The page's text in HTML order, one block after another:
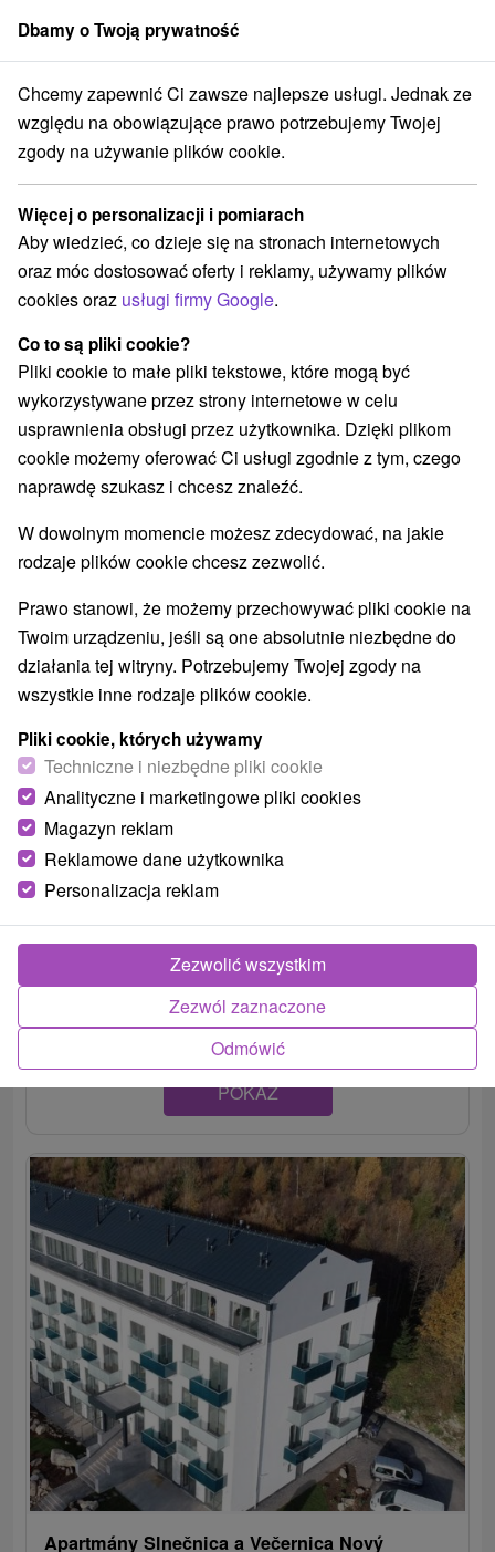
członek grupySorger
Východné Slovensko Prešovský kraj Nový Smokovec
Apartmány Nový Smokovec
Kategorie
Wszystkie kategorie
Hotele na Slovacji(5)
Apartmány(7) Penzióny(5) Priváty
Wybierz lokalizację lub datę
WSZYSTKO TOP - BESTSELLERY NAJTAŃSZE
Apartmán Marec 1 a 2 Vysoké Tatry
Nový Smokovec
Dvojica apartmánov v srdci Vysokých Tatier ponúka
komfortné ubytovanie, ideálne pre rodiny s deťmi a...
POKAZ
Apartmány Slnečnica a Večernica Nový
Dbamy o Twoją prywatność
Chcemy zapewnić Ci zawsze najlepsze usługi. Jednak ze
względu na obowiązujące prawo potrzebujemy Twojej
zgody na używanie plików cookie.
Więcej o personalizacji i pomiarach
Aby wiedzieć, co dzieje się na stronach internetowych
oraz móc dostosować oferty i reklamy, używamy plików
cookies oraz usługi firmy Google.
Co to są pliki cookie?
Pliki cookie to małe pliki tekstowe, które mogą być
wykorzystywane przez strony internetowe w celu
usprawnienia obsługi przez użytkownika. Dzięki plikom
cookie możemy oferować Ci usługi zgodnie z tym, czego
naprawdę szukasz i chcesz znaleźć.
W dowolnym momencie możesz zdecydować, na jakie
rodzaje plików cookie chcesz zezwolić.
Prawo stanowi, że możemy przechowywać pliki cookie na
Twoim urządzeniu, jeśli są one absolutnie niezbędne do
działania tej witryny. Potrzebujemy Twojej zgody na
wszystkie inne rodzaje plików cookie.
Pliki cookie, których używamy
Techniczne i niezbędne pliki cookie
Analityczne i marketingowe pliki cookies
Magazyn reklam
Reklamowe dane użytkownika
Personalizacja reklam
Odmówić
Zezwól zaznaczone
Zezwolić wszystkim